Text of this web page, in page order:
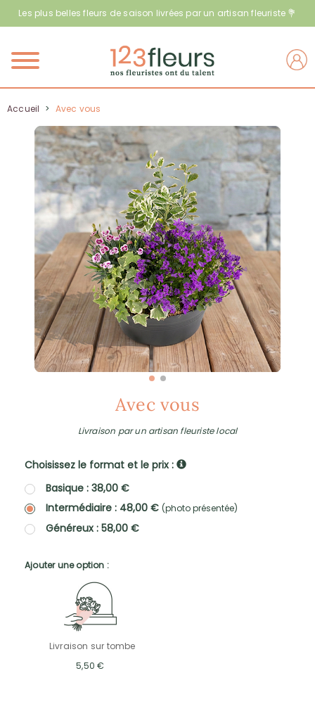
Les plus belles fleurs de saison livrées par un artisan fleuriste 💐
Menu
Accueil > Avec vous
Avec vous
Livraison par un artisan fleuriste local
Choisissez le format et le prix :
Basique : 38,00 €
Intermédiaire : 48,00 € (photo présentée)
Généreux : 58,00 €
Ajouter une option :
Livraison sur tombe
5,50 €